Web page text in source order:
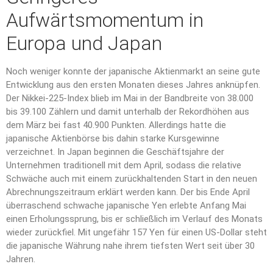
Aufwärtsmomentum in
Europa und Japan
Noch weniger konnte der japanische Aktienmarkt an seine gute
Entwicklung aus den ersten Monaten dieses Jahres anknüpfen.
Der Nikkei-225-Index blieb im Mai in der Bandbreite von 38.000
bis 39.100 Zählern und damit unterhalb der Rekordhöhen aus
dem März bei fast 40.900 Punkten. Allerdings hatte die
japanische Aktienbörse bis dahin starke Kursgewinne
verzeichnet. In Japan beginnen die Geschäftsjahre der
Unternehmen traditionell mit dem April, sodass die relative
Schwäche auch mit einem zurückhaltenden Start in den neuen
Abrechnungszeitraum erklärt werden kann. Der bis Ende April
überraschend schwache japanische Yen erlebte Anfang Mai
einen Erholungssprung, bis er schließlich im Verlauf des Monats
wieder zurückfiel. Mit ungefähr 157 Yen für einen US-Dollar steht
die japanische Währung nahe ihrem tiefsten Wert seit über 30
Jahren.